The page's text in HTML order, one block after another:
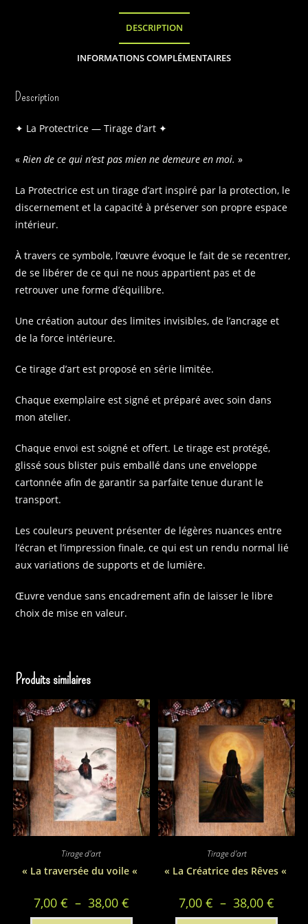
DESCRIPTION
INFORMATIONS COMPLÉMENTAIRES
Description
✦ La Protectrice — Tirage d’art ✦
« Rien de ce qui n’est pas mien ne demeure en moi. »
La Protectrice est un tirage d’art inspiré par la protection, le
discernement et la capacité à préserver son propre espace
intérieur.
À travers ce symbole, l’œuvre évoque le fait de se recentrer,
de se libérer de ce qui ne nous appartient pas et de
retrouver une forme d’équilibre.
Une création autour des limites invisibles, de l’ancrage et
de la force intérieure.
Ce tirage d’art est proposé en série limitée.
Chaque exemplaire est signé et préparé avec soin dans
mon atelier.
Chaque envoi est soigné et offert. Le tirage est protégé,
glissé sous blister puis emballé dans une enveloppe
cartonnée afin de garantir sa parfaite tenue durant le
transport.
Les couleurs peuvent présenter de légères nuances entre
l’écran et l’impression finale, ce qui est un rendu normal lié
aux variations de supports et de lumière.
Œuvre vendue sans encadrement afin de laisser le libre
choix de mise en valeur.
Produits similaires
Tirage d'art
« La traversée du voile «
7,00 € – 38,00 €Plage
de
prix :
Ce
Tirage d'art
« La Créatrice des Rêves «
7,00€ – 38,00€
prix :
Ce